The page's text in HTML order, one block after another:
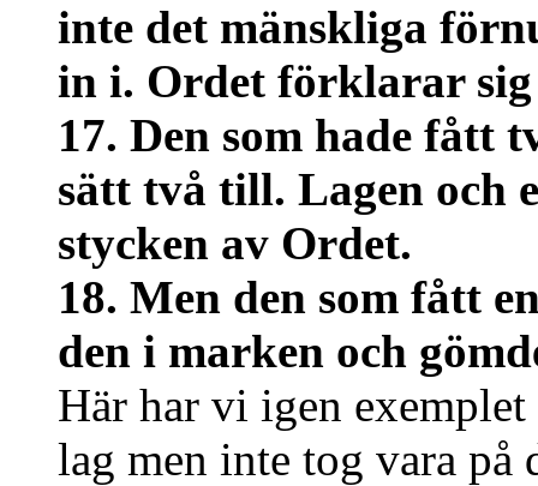
inte det mänskliga
in i. Ordet förklarar
17. Den som hade fått
sätt två till. Lagen och
stycken av Ordet.
18. Men den som fått
den i marken och
Här har vi igen
lag men inte tog vara på